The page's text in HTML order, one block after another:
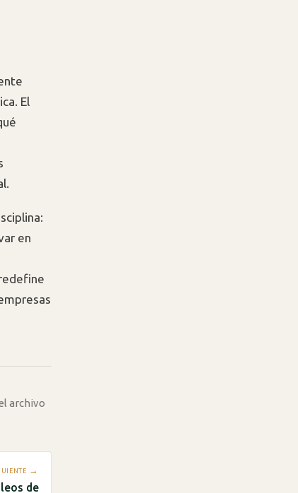
El
en
archivo
→
de